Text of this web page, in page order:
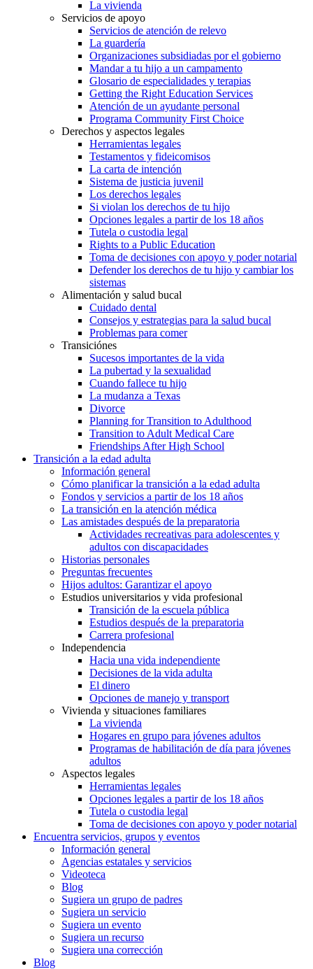
La vivienda
Servicios de apoyo
Servicios de atención de relevo
La guardería
Organizaciones subsidiadas por el gobierno
Mandar a tu hijo a un campamento
Glosario de especialidades y terapias
Getting the Right Education Services
Atención de un ayudante personal
Programa Community First Choice
Derechos y aspectos legales
Herramientas legales
Testamentos y fideicomisos
La carta de intención
Sistema de justicia juvenil
Los derechos legales
Si violan los derechos de tu hijo
Opciones legales a partir de los 18 años
Tutela o custodia legal
Rights to a Public Education
Toma de decisiones con apoyo y poder notarial
Defender los derechos de tu hijo y cambiar los
sistemas
Alimentación y salud bucal
Cuidado dental
Consejos y estrategias para la salud bucal
Problemas para comer
Transiciónes
Sucesos importantes de la vida
La pubertad y la sexualidad
Cuando fallece tu hijo
La mudanza a Texas
Divorce
Planning for Transition to Adulthood
Transition to Adult Medical Care
Friendships After High School
Transición a la edad adulta
Información general
Cómo planificar la transición a la edad adulta
Fondos y servicios a partir de los 18 años
La transición en la atención médica
Las amistades después de la preparatoria
Actividades recreativas para adolescentes y
adultos con discapacidades
Historias personales
Preguntas frecuentes
Hijos adultos: Garantizar el apoyo
Estudios universitarios y vida profesional
Transición de la escuela pública
Estudios después de la preparatoria
Carrera profesional
Independencia
Hacia una vida independiente
Decisiones de la vida adulta
El dinero
Opciones de manejo y transport
Vivienda y situaciones familiares
La vivienda
Hogares en grupo para jóvenes adultos
Programas de habilitación de día para jóvenes
adultos
Aspectos legales
Herramientas legales
Opciones legales a partir de los 18 años
Tutela o custodia legal
Toma de decisiones con apoyo y poder notarial
Encuentra servicios, grupos y eventos
Información general
Agencias estatales y servicios
Videoteca
Blog
Sugiera un grupo de padres
Sugiera un servicio
Sugiera un evento
Sugiera un recurso
Sugiera una corrección
Blog